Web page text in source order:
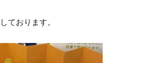
ております。